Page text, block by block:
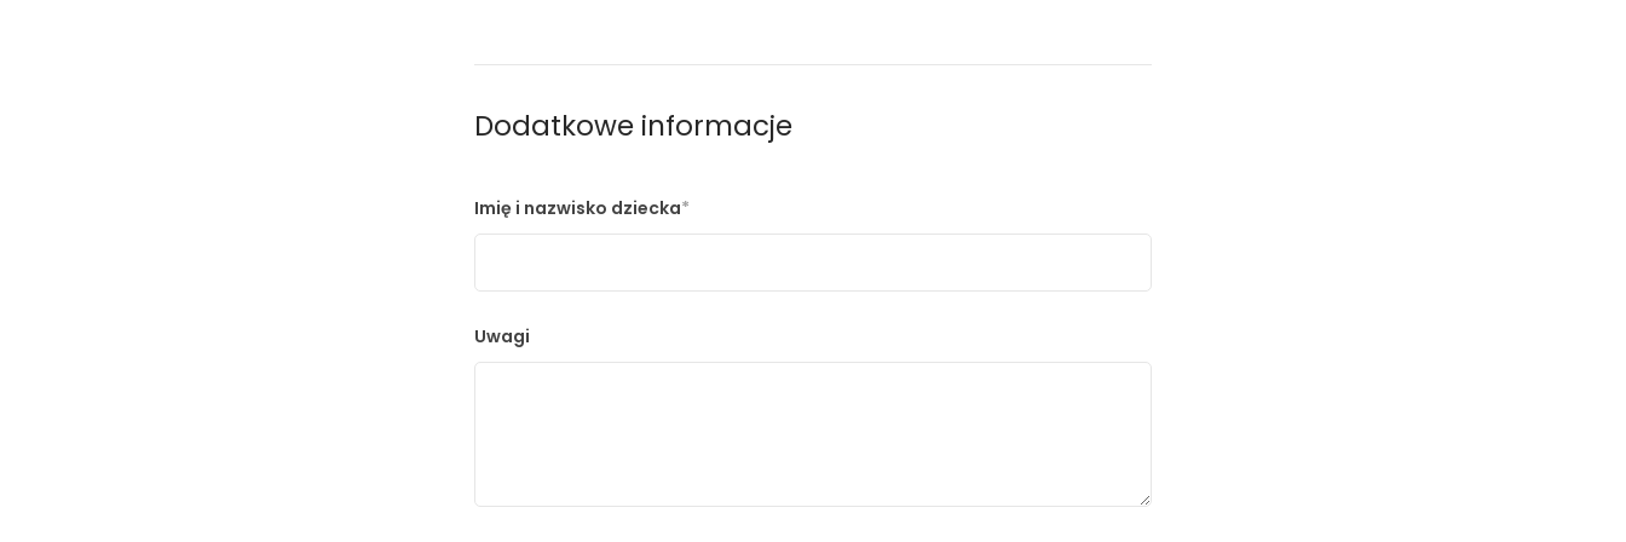
Dodatkowe informacje
Imię i nazwisko dziecka
Uwagi